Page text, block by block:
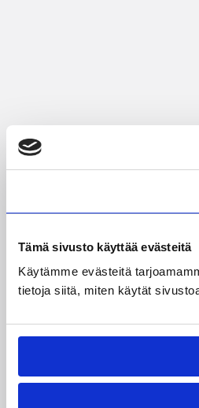
Tämä sivusto käyttää evästeitä
Käytämme evästeitä
tietoja siitä, miten käytät